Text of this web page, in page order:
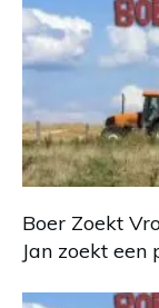
Boer Zoekt
Jan zoekt een